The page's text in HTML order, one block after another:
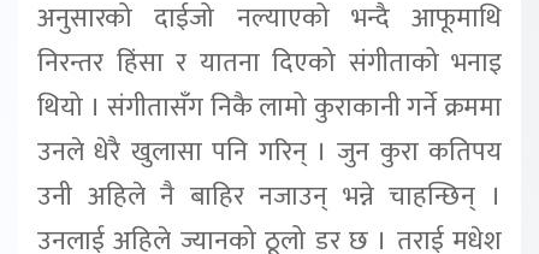
अनुसारको दाईजो नल्याएको भन्दै आफूमाथि
निरन्तर हिंसा र यातना दिएको संगीताको भनाइ
थियो । संगीतासँग निकै लामो कुराकानी गर्ने क्रममा
उनले धेरै खुलासा पनि गरिन् । जुन कुरा कतिपय
उनी अहिले नै बाहिर नजाउन् भन्ने चाहन्छिन् ।
उनलाई अहिले ज्यानको ठूलो डर छ । तराई मधेश